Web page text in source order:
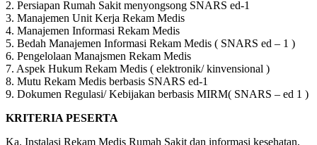
2. Persiapan Rumah Sakit menyongsong SNARS ed-1
3. Manajemen Unit Kerja Rekam Medis
4. Manajemen Informasi Rekam Medis
5. Bedah Manajemen Informasi Rekam Medis ( SNARS ed – 1 )
6. Pengelolaan Manajsmen Rekam Medis
7. Aspek Hukum Rekam Medis ( elektronik/ kinvensional )
8. Mutu Rekam Medis berbasis SNARS ed-1
9. Dokumen Regulasi/ Kebijakan berbasis MIRM( SNARS – ed 1 )
KRITERIA PESERTA
Ka. Instalasi Rekam Medis Rumah Sakit dan informasi kesehatan,